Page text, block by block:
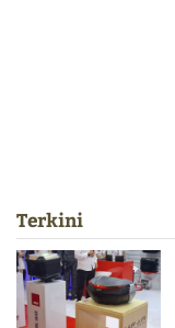
Terkini